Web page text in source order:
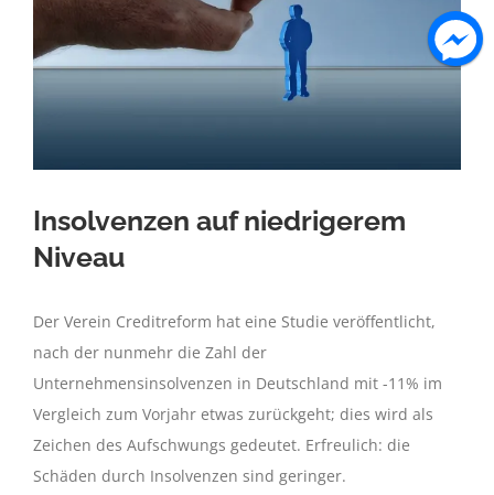
Insolvenzen auf niedrigerem
Niveau
Der Verein Creditreform hat eine Studie veröffentlicht,
nach der nunmehr die Zahl der
Unternehmensinsolvenzen in Deutschland mit -11% im
Vergleich zum Vorjahr etwas zurückgeht; dies wird als
Zeichen des Aufschwungs gedeutet. Erfreulich: die
Schäden durch Insolvenzen sind geringer.